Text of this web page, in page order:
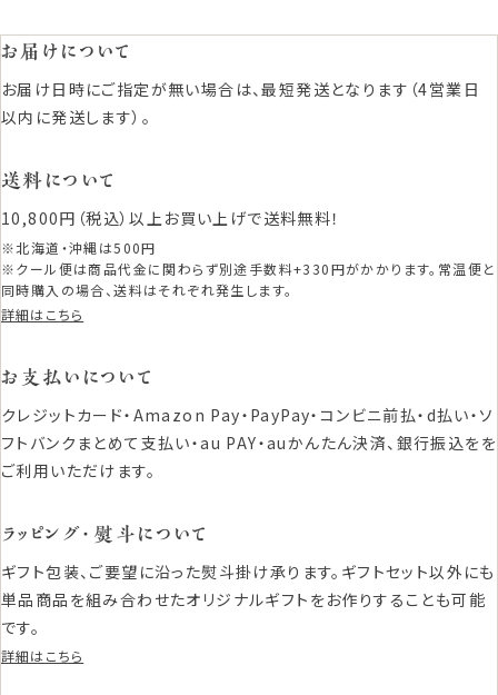
お届けについて
お届け日時にご指定が無い場合は、最短発送となります（4営業日
以内に発送します）。
送料について
10,800円（税込）以上お買い上げで送料無料！
※北海道・沖縄は500円
※クール便は商品代金に関わらず別途手数料+330円がかかります。常温便と
同時購入の場合、送料はそれぞれ発生します。
詳細はこちら
お支払いについて
クレジットカード・Amazon Pay・PayPay・コンビニ前払・d払い・ソ
フトバンクまとめて支払い・au PAY・auかんたん決済、銀行振込をを
ご利用いただけます。
ラッピング・熨斗について
ギフト包装、ご要望に沿った熨斗掛け承ります。ギフトセット以外にも
単品商品を組み合わせたオリジナルギフトをお作りすることも可能
です。
詳細はこちら